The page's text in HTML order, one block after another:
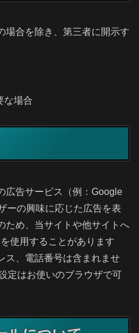
場合を除き、第三者に開示す
な場合
広告サービス（例：Google
ーの興味に応じた広告を表
ため、当サイトや他サイトへ
使用することがあります
ス、電話番号は含まれませ
定はお使いのブラウザで可